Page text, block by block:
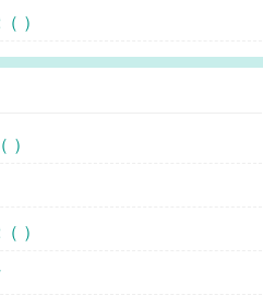
42（ ）
4（ ）
12（ ）